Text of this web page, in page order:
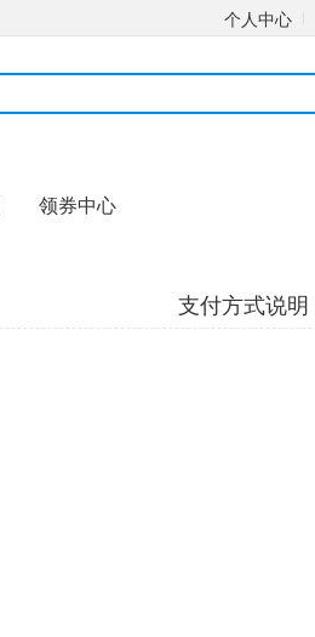
个人中心
领券中心
支付方式说明